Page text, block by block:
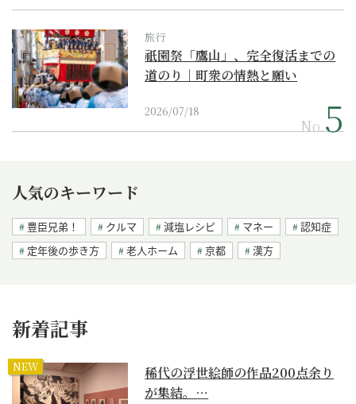
旅行
祇園祭「鷹山」、完全復活までの
道のり｜町衆の情熱と願い
2026/07/18
No.
人気のキーワード
豊臣兄弟！ クルマ 減塩レシピ マネー
認知症
定年後の歩き方
老人ホーム 京都 漢方
新着記事
NEW
稀代の浮世絵師の作品200点余り
が集結。…